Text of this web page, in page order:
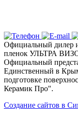
Официальный дилер
пленок УЛЬТРА
Официальный
Единственный в
подготовке
Керамик Про".
Создание сайтов в